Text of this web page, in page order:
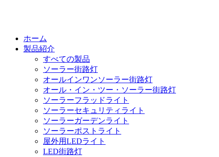
ホーム
製品紹介
すべての製品
ソーラー街路灯
オールインワンソーラー街路灯
オール・イン・ツー・ソーラー街路灯
ソーラーフラッドライト
ソーラーセキュリティライト
ソーラーガーデンライト
ソーラーポストライト
屋外用LEDライト
LED街路灯